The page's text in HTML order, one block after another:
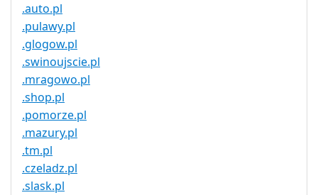
.auto.pl
.pulawy.pl
.glogow.pl
.swinoujscie.pl
.mragowo.pl
.shop.pl
.pomorze.pl
.mazury.pl
.tm.pl
.czeladz.pl
.slask.pl